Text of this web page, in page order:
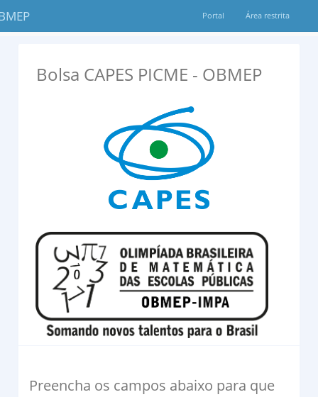
Portal Área restrita
Bolsa CAPES PICME - OBMEP
Preencha os campos abaixo para que